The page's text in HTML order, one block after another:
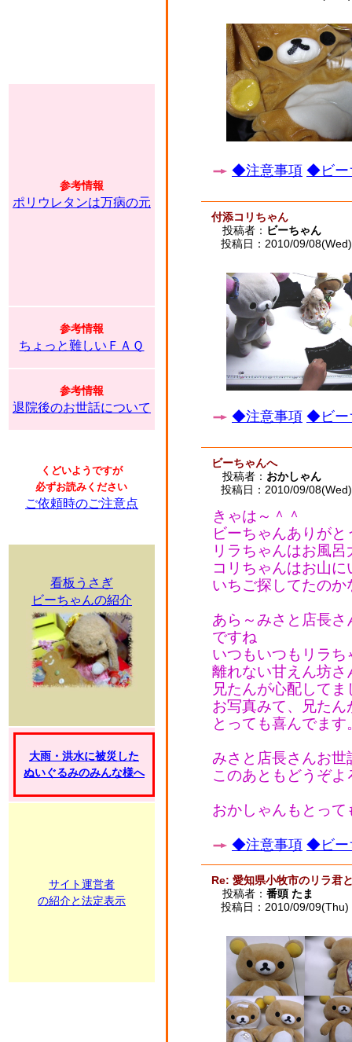
参考情報
ポリウレタンは万病の元
参考情報
ちょっと難しいＦＡＱ
参考情報
退院後のお世話について
くどいようですが
必ずお読みください
ご依頼時のご注意点
看板うさぎ
ビーちゃんの紹介
大雨・洪水に被災した
ぬいぐるみのみんな様へ
サイト運営者
の紹介と法定表示
◆注意事項 ◆ビー
付添コリちゃん
投稿者： ビーちゃん
投稿日：2010/09/
◆注意事項 ◆ビー
ビーちゃんへ
投稿者： おかしゃん
投稿日：2010/09/
きゃは～＾＾
ビーちゃんありがと
リラちゃんはお風
コリちゃんはお山
いちご探してたのか
あら～みさと店長
ですね
いつもいつもリラ
離れない甘えん坊
兄たんが心配してま
お写真みて、兄たん
とっても喜んでます
みさと店長さんお世
このあともどうぞよ
おかしゃんもとっ
◆注意事項 ◆ビー
Re: 愛知県小牧市のリラ君
投稿者： 番頭 たま
投稿日：2010/09/